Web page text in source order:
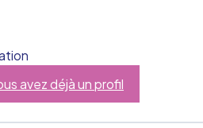
avez déjà un profil